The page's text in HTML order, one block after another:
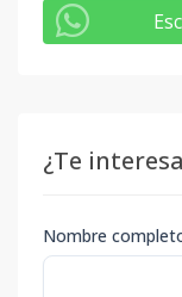
¿Te
Nombre